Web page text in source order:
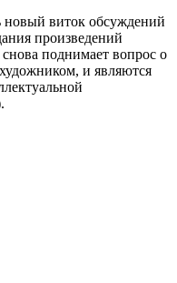
виток обсуждений
произведений
поднимает вопрос о
и являются